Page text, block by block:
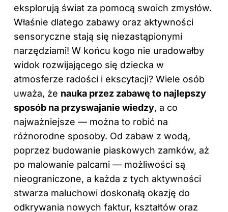
eksplorują świat za pomocą swoich zmysłów.
Właśnie dlatego zabawy oraz aktywności
sensoryczne stają się niezastąpionymi
narzędziami! W końcu kogo nie uradowałby
widok rozwijającego się dziecka w
atmosferze radości i ekscytacji? Wiele osób
uważa, że nauka przez zabawę to najlepszy
sposób na przyswajanie wiedzy, a co
najważniejsze — można to robić na
różnorodne sposoby. Od zabaw z wodą,
poprzez budowanie piaskowych zamków, aż
po malowanie palcami — możliwości są
nieograniczone, a każda z tych aktywności
stwarza maluchowi doskonałą okazję do
odkrywania nowych faktur, kształtów oraz